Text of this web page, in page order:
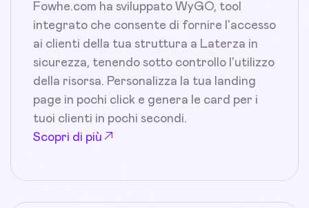
Fowhe.com ha sviluppato WyGO, tool
integrato che consente di fornire l'accesso
ai clienti della tua struttura a Laterza in
sicurezza, tenendo sotto controllo l'utilizzo
della risorsa. Personalizza la tua landing
page in pochi click e genera le card per i
tuoi clienti in pochi secondi.
Scopri di più